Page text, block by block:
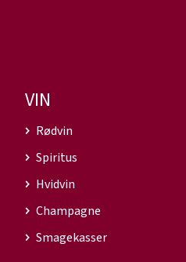
VIN
Rødvin
Spiritus
Hvidvin
Champagne
Smagekasser